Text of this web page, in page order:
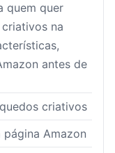
quem quer
na
antes de
criativos
Amazon